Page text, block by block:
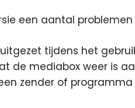
een aantal
tijdens het
de mediabox weer is
zender of